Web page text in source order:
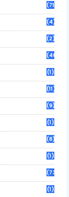
(71)
(4)
(2)
(46)
(1)
(11)
(9)
(1)
(8)
(1)
(73)
(1)